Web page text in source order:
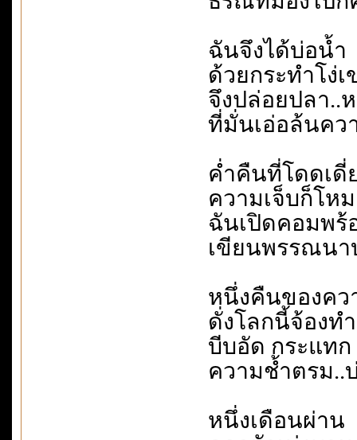
ฉันจึงได้บ่อน้ำ
ด้วยกระทำโง่
จึงปล่อยปลา..
ที่มั่นเอ่อล้นคว
ค่ำคืนที่โดดเดี่
ความเจ็บก็โห
ฉันเปิดคอมพร้
เขียนพรรณนา
หนึ่งคืนของคว
ดั่งโลกนี้จ้อง
บีบอัด กระแท
ความช้ำตรม..
หนึ่งเดือนผ่าน